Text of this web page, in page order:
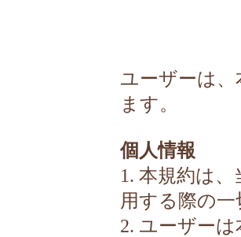
ユーザーは
ます。
個人情報
1. 本規約は
用する際の
2. ユーザー